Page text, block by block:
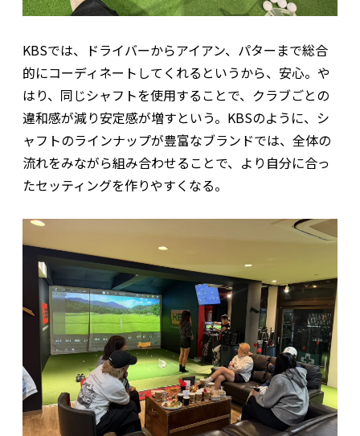
KBSでは、ドライバーからアイアン、パターまで総合
的にコーディネートしてくれるというから、安心。や
はり、同じシャフトを使用することで、クラブごとの
違和感が減り安定感が増すという。KBSのように、シ
ャフトのラインナップが豊富なブランドでは、全体の
流れをみながら組み合わせることで、より自分に合っ
たセッティングを作りやすくなる。